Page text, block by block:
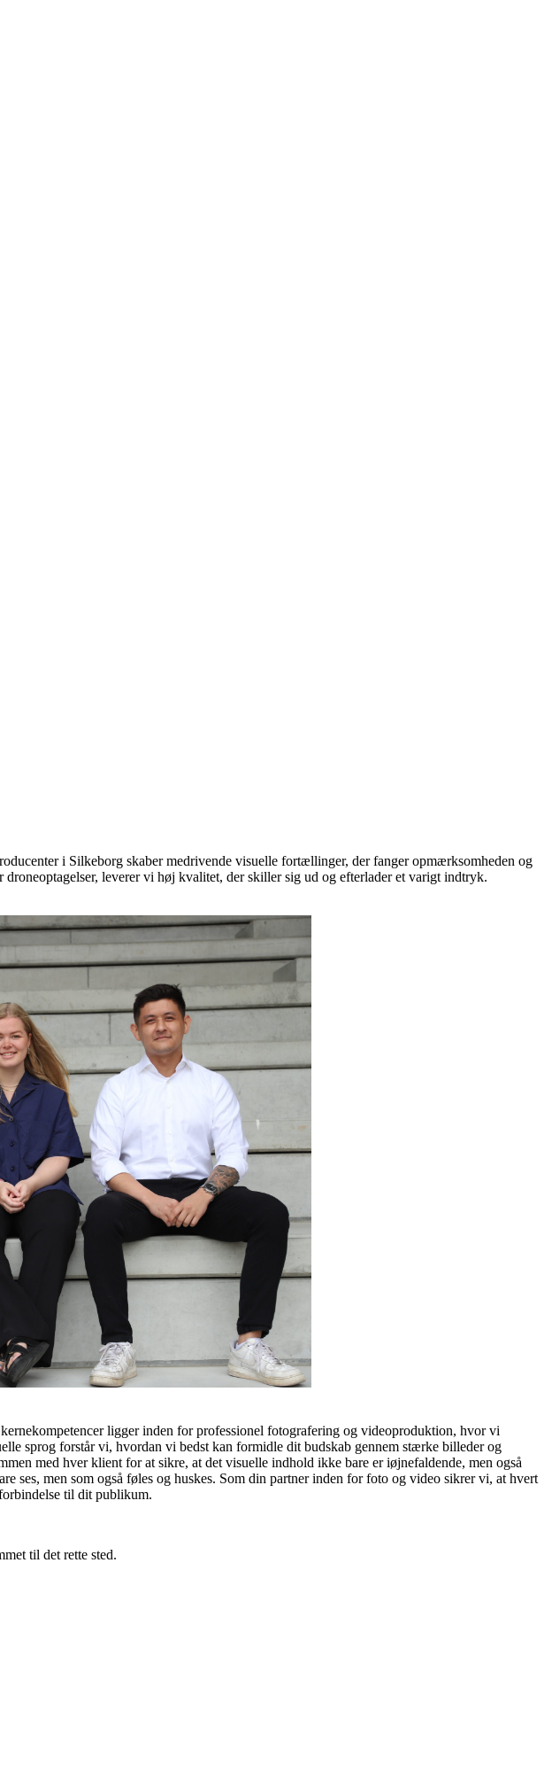
i Silkeborg skaber medrivende visuelle fortællinger, der fanger opmærksomheden og
leverer vi høj kvalitet, der skiller sig ud og efterlader et varigt indtryk.
ligger inden for professionel fotografering og videoproduktion, hvor vi
sprog forstår vi, hvordan vi bedst kan formidle dit budskab gennem stærke billeder og
med hver klient for at sikre, at det visuelle indhold ikke bare er iøjnefaldende, men også
ses, men som også føles og huskes. Som din partner inden for foto og video sikrer vi, at hvert
til dit publikum.
til det rette sted.